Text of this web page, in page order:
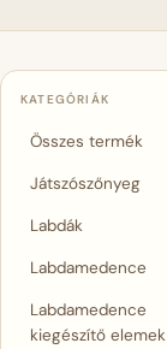
KATEGÓRIÁK
Összes termék
Játszószőnyeg
Labdák
Labdamedence
Labdamedence
kiegészítő elemek